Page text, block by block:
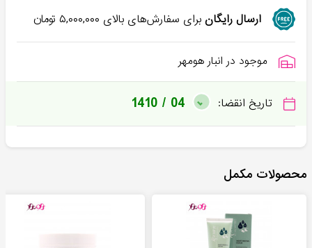
ارسال رایگانبرای سفارش‌های بالای ۵,۰۰۰,۰۰۰تومان
موجود در انبار هومهر
تاریخ انقضا: 1410 / 04
محصولات مکمل